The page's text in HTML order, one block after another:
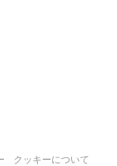
クッキーについて